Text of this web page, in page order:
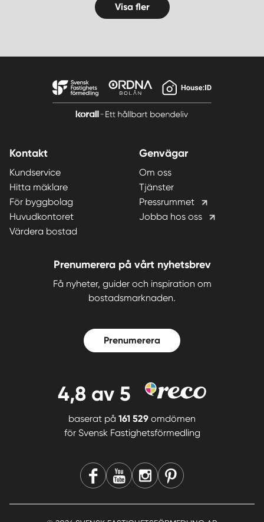
Visa fler
Kontakt
Kundservice
Hitta mäklare
För byggbolag
Huvudkontoret
Värdera bostad
Genvägar
Om oss
Tjänster
Pressrummet
Jobba hos oss
Prenumerera på vårt nyhetsbrev
Få nyheter, guider och inspiration om
bostadsmarknaden.
Prenumerera
4,8 av 5
baserat på 161 529 omdömen
för Svensk Fastighetsförmedling